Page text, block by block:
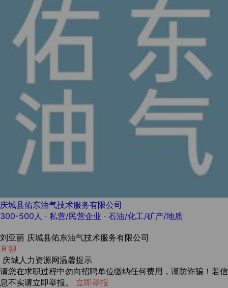
庆城县佑东油气技术服务有限公司
300-500人 · 私营/民营企业 · 石油/化工/矿产/地质
刘亚丽 庆城县佑东油气技术服务有限公司
直聊
庆城人力资源网温馨提示
请您在求职过程中勿向招聘单位缴纳任何费用，谨防诈骗！若信
息不实请立即举报。 立即举报